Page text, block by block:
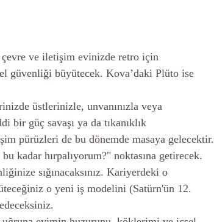
ve iletişim evinizde retro için
güvenliği büyütecek. Kova’daki Plüto ise
üstlerinizle, unvanınızla veya
güç savaşı ya da tıkanıklık
pürüzleri de bu dönemde masaya gelecektir.
kadar hırpalıyorum?" noktasına getirecek.
sığınacaksınız. Kariyerdeki o
o yeni iş modelini (Satürn'ün 12.